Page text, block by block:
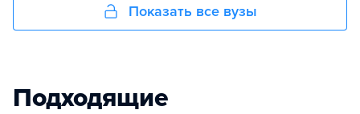
Показать все вузы
Подходящие